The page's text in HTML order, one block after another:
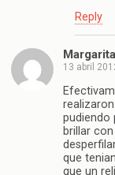
Reply
13 abril
pudiendo
brillar
que
que un